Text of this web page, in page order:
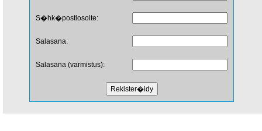
S�hk�postiosoite:
Salasana:
Salasana (varmistus):